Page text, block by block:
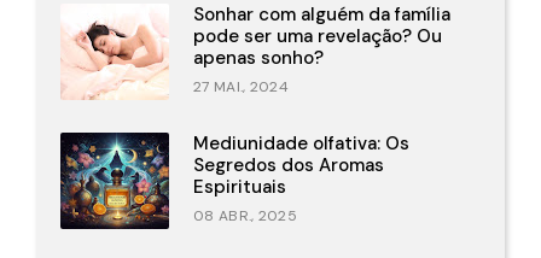
Sonhar com alguém da família
pode ser uma revelação? Ou
apenas sonho?
27 MAI., 2024
Mediunidade olfativa: Os
Segredos dos Aromas
Espirituais
08 ABR., 2025